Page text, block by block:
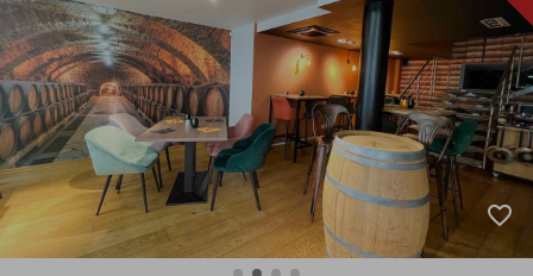
Disponible 7 jours par semaine
+ de 10 millions de membres
favorite_border